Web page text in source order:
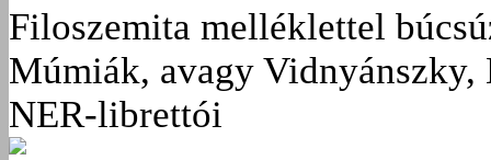
Filoszemita melléklettel
Múmiák, avagy Vidnyánszky,
NER-librettói